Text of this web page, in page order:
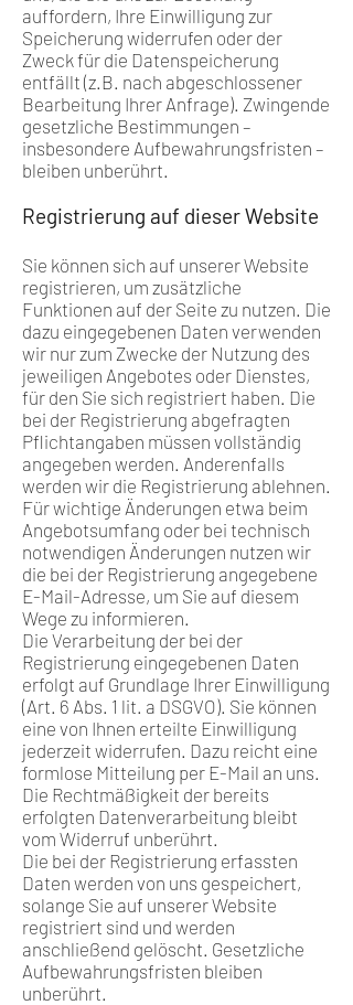
auffordern, Ihre Einwilligung zur
Speicherung widerrufen oder der
Zweck für die Datenspeicherung
entfällt (z.B. nach abgeschlossener
Bearbeitung Ihrer Anfrage). Zwingende
gesetzliche Bestimmungen –
insbesondere Aufbewahrungsfristen –
bleiben unberührt.
Registrierung auf dieser Website
Sie können sich auf unserer Website
registrieren, um zusätzliche
Funktionen auf der Seite zu nutzen. Die
dazu eingegebenen Daten verwenden
wir nur zum Zwecke der Nutzung des
jeweiligen Angebotes oder Dienstes,
für den Sie sich registriert haben. Die
bei der Registrierung abgefragten
Pflichtangaben müssen vollständig
angegeben werden. Anderenfalls
werden wir die Registrierung ablehnen.
Für wichtige Änderungen etwa beim
Angebotsumfang oder bei technisch
notwendigen Änderungen nutzen wir
die bei der Registrierung angegebene
E-Mail-Adresse, um Sie auf diesem
Wege zu informieren.
Die Verarbeitung der bei der
Registrierung eingegebenen Daten
erfolgt auf Grundlage Ihrer Einwilligung
(Art. 6 Abs. 1 lit. a DSGVO). Sie können
eine von Ihnen erteilte Einwilligung
jederzeit widerrufen. Dazu reicht eine
formlose Mitteilung per E-Mail an uns.
Die Rechtmäßigkeit der bereits
erfolgten Datenverarbeitung bleibt
vom Widerruf unberührt.
Die bei der Registrierung erfassten
Daten werden von uns gespeichert,
solange Sie auf unserer Website
registriert sind und werden
anschließend gelöscht. Gesetzliche
Aufbewahrungsfristen bleiben
unberührt.